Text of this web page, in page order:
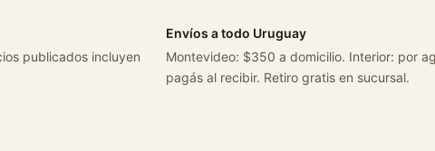
publicados incluyen
Envíos a todo Uruguay
Montevideo: $350 a domicilio. Interior: por
pagás al recibir. Retiro gratis en sucursal.